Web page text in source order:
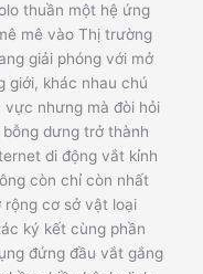
thuần một hệ ứng
mê vào Thị trường
giải phóng với mở
giới, khác nhau chú
nhưng mà đòi hỏi
dưng trở thành
di động vắt kỉnh
còn chỉ còn nhất
rộng cơ sở vật loại
ký kết cùng phần
đứng đầu vắt gắng